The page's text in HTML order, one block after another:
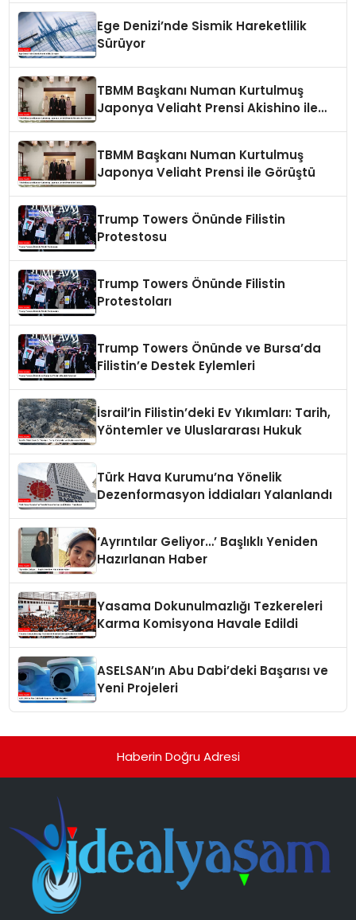
Ege Denizi’nde Sismik Hareketlilik
Sürüyor
TBMM Başkanı Numan Kurtulmuş
Japonya Veliaht Prensi Akishino ile
TBMM Başkanı Numan Kurtulmuş
Japonya Veliaht Prensi ile Görüştü
Trump Towers Önünde Filistin
Protestosu
Trump Towers Önünde Filistin
Protestoları
Trump Towers Önünde ve Bursa’da
Filistin’e Destek Eylemleri
İsrail’in Filistin’deki Ev Yıkımları: Tarih,
Yöntemler ve Uluslararası Hukuk
Türk Hava Kurumu’na Yönelik
Dezenformasyon İddiaları Yalanlandı
‘Ayrıntılar Geliyor…’ Başlıklı Yeniden
Hazırlanan Haber
Yasama Dokunulmazlığı Tezkereleri
Karma Komisyona Havale Edildi
ASELSAN’ın Abu Dabi’deki Başarısı ve
Yeni Projeleri
Haberin Doğru Adresi